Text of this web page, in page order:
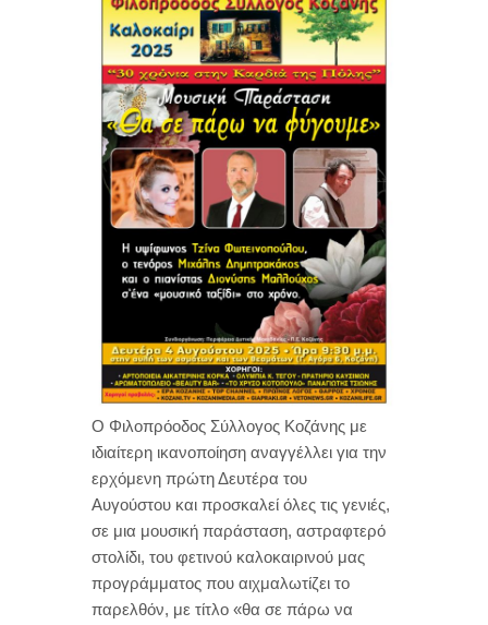
Ο Φιλοπρόοδος Σύλλογος Κοζάνης με
ιδιαίτερη ικανοποίηση αναγγέλλει για την
ερχόμενη πρώτη Δευτέρα του
Αυγούστου και προσκαλεί όλες τις γενιές,
σε μια μουσική παράσταση, αστραφτερό
στολίδι, του φετινού καλοκαιρινού μας
προγράμματος που αιχμαλωτίζει το
παρελθόν, με τίτλο «θα σε πάρω να